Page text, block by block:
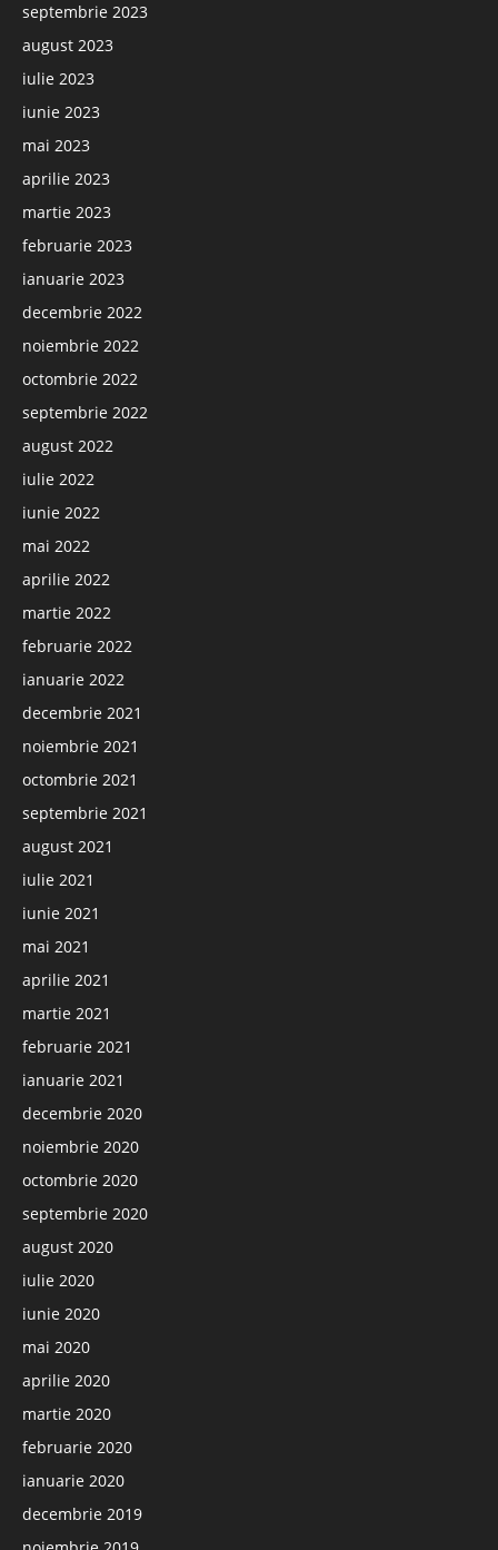
septembrie 2023
august 2023
iulie 2023
iunie 2023
mai 2023
aprilie 2023
martie 2023
februarie 2023
ianuarie 2023
decembrie 2022
noiembrie 2022
octombrie 2022
septembrie 2022
august 2022
iulie 2022
iunie 2022
mai 2022
aprilie 2022
martie 2022
februarie 2022
ianuarie 2022
decembrie 2021
noiembrie 2021
octombrie 2021
septembrie 2021
august 2021
iulie 2021
iunie 2021
mai 2021
aprilie 2021
martie 2021
februarie 2021
ianuarie 2021
decembrie 2020
noiembrie 2020
octombrie 2020
septembrie 2020
august 2020
iulie 2020
iunie 2020
mai 2020
aprilie 2020
martie 2020
februarie 2020
ianuarie 2020
decembrie 2019